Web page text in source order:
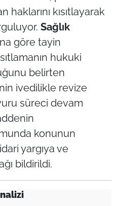
haklarını kısıtlayarak
Sağlık
göre tayin
hukuki
belirten
ivedilikle revize
süreci devam
konunun
yargıya ve
bildirildi.